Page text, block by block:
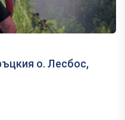
о. Лесбос,